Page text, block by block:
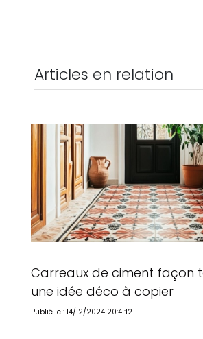
Articles en relation
Carreaux de ciment façon
une idée déco à copier
Publié le : 14/12/2024 20:41:12